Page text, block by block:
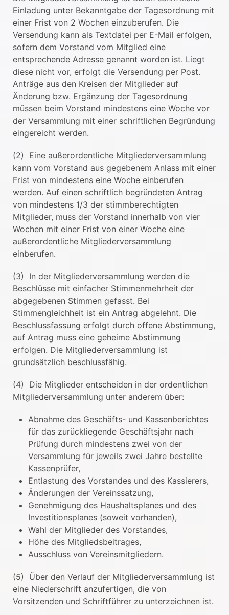
Einladung unter Bekanntgabe der Tagesordnung mit
einer Frist von 2 Wochen einzuberufen. Die
Versendung kann als Textdatei per E-Mail erfolgen,
sofern dem Vorstand vom Mitglied eine
entsprechende Adresse genannt worden ist. Liegt
diese nicht vor, erfolgt die Versendung per Post.
Anträge aus den Kreisen der Mitglieder auf
Änderung bzw. Ergänzung der Tagesordnung
müssen beim Vorstand mindestens eine Woche vor
der Versammlung mit einer schriftlichen Begründung
eingereicht werden.
(2) Eine außerordentliche Mitgliederversammlung
kann vom Vorstand aus gegebenem Anlass mit einer
Frist von mindestens eine Woche einberufen
werden. Auf einen schriftlich begründeten Antrag
von mindestens 1/3 der stimmberechtigten
Mitglieder, muss der Vorstand innerhalb von vier
Wochen mit einer Frist von einer Woche eine
außerordentliche Mitgliederversammlung
einberufen.
(3) In der Mitgliederversammlung werden die
Beschlüsse mit einfacher Stimmenmehrheit der
abgegebenen Stimmen gefasst. Bei
Stimmengleichheit ist ein Antrag abgelehnt. Die
Beschlussfassung erfolgt durch offene Abstimmung,
auf Antrag muss eine geheime Abstimmung
erfolgen. Die Mitgliederversammlung ist
grundsätzlich beschlussfähig.
(4) Die Mitglieder entscheiden in der ordentlichen
Mitgliederversammlung unter anderem über:
Abnahme des Geschäfts- und Kassenberichtes
für das zurückliegende Geschäftsjahr nach
Prüfung durch mindestens zwei von der
Versammlung für jeweils zwei Jahre bestellte
Kassenprüfer,
Entlastung des Vorstandes und des Kassierers,
Änderungen der Vereinssatzung,
Genehmigung des Haushaltsplanes und des
Investitionsplanes (soweit vorhanden),
Wahl der Mitglieder des Vorstandes,
Höhe des Mitgliedsbeitrages,
Ausschluss von Vereinsmitgliedern.
(5) Über den Verlauf der Mitgliederversammlung ist
eine Niederschrift anzufertigen, die von
Vorsitzenden und Schriftführer zu unterzeichnen ist.